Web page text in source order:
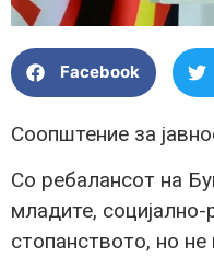
Facebook
Соопштение за
Со ребалансот на
младите, социјално-
стопанството, но не